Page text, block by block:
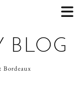
BLOG
Bordeaux